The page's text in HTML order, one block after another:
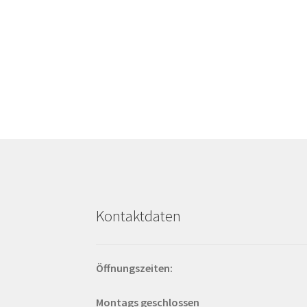
Kontaktdaten
Öffnungszeiten:
Montags geschlossen